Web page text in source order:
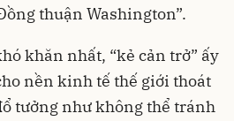
thuận Washington”.
khăn nhất, “kẻ cản trở” ấy
nền kinh tế thế giới thoát
tưởng như không thể tránh